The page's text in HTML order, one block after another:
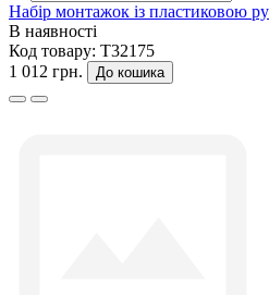
Набір монтажок із пластиковою
В наявності
Код товару: T32175
1 012 грн.
До кошика